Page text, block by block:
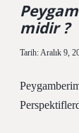
midir ?
Tarih: Aralık 9,